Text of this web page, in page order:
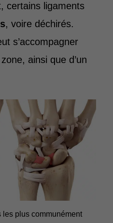
certains ligaments
, voire déchirés.
s’accompagner
ainsi que d’un
les plus communément